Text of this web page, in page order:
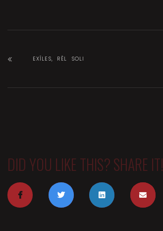
EXÎLES, RÊL SOLI
DID YOU LIKE THIS? SHARE IT!